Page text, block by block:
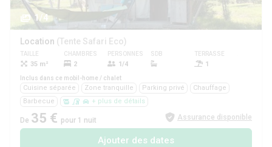
1/4
Location (Tente Safari Eco)
TAILLE
35 m²
CHAMBRES
2
PERSONNES
1/4
SDB TERRASSE
1
Inclus dans ce mobil-home / chalet
Cuisine séparée Zone tranquille Parking privé
Chauffage
Barbecue
+ plus de détails
De 35 € pour 1 nuit Assurance disponible
Ajouter des dates